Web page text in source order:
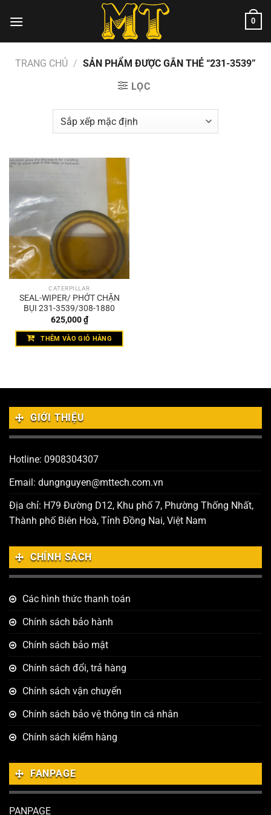
đến
0
TRANG CHỦ / SẢN PHẨM ĐƯỢC GẮN THẺ “231-3539”
LỌC
CATERPILLAR
SEAL-WIPER/ PHỚT CHẶN
BỤI 231-3539/308-1880
625,000₫
THÊM VÀO GIỎ HÀNG
GIỚI THIỆU
Hotline: 0908304307
Email: dungnguyen@mttech.com.vn
Địa chỉ: H79 Đường D12, Khu phố 7, Phường Thống Nhất,
Thành phố Biên Hoà, Tỉnh Đồng Nai, Việt Nam
CHÍNH SÁCH
Các hình thức thanh toán
Chính sách bảo hành
Chính sách bảo mật
Chính sách đổi, trả hàng
Chính sách vận chuyển
Chính sách bảo vệ thông tin cá nhân
Chính sách kiểm hàng
FANPAGE
PANPAGE